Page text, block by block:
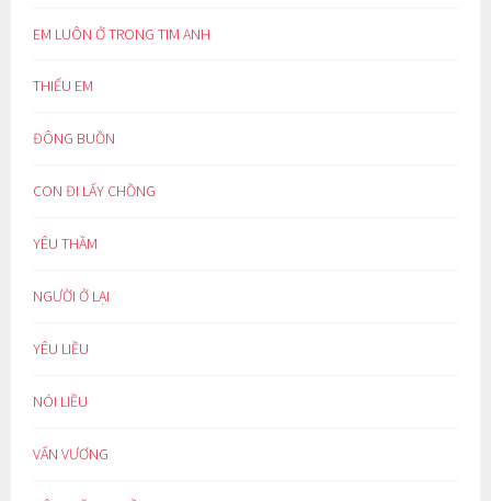
EM LUÔN Ở TRONG TIM ANH
THIẾU EM
ĐÔNG BUỒN
CON ĐI LẤY CHỒNG
YÊU THẦM
NGƯỜI Ở LẠI
YÊU LIỀU
NÓI LIỀU
VẤN VƯƠNG